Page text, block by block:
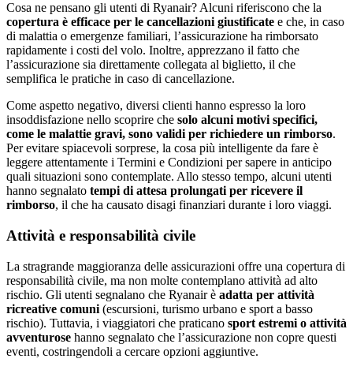
Cosa ne pensano gli utenti di Ryanair? Alcuni riferiscono che la
copertura è efficace per le cancellazioni giustificate e che, in caso
di malattia o emergenze familiari, l’assicurazione ha rimborsato
rapidamente i costi del volo. Inoltre, apprezzano il fatto che
l’assicurazione sia direttamente collegata al biglietto, il che
semplifica le pratiche in caso di cancellazione.
Come aspetto negativo, diversi clienti hanno espresso la loro
insoddisfazione nello scoprire che solo alcuni motivi specifici,
come le malattie gravi, sono validi per richiedere un rimborso.
Per evitare spiacevoli sorprese, la cosa più intelligente da fare è
leggere attentamente i Termini e Condizioni per sapere in anticipo
quali situazioni sono contemplate. Allo stesso tempo, alcuni utenti
hanno segnalato tempi di attesa prolungati per ricevere il
rimborso, il che ha causato disagi finanziari durante i loro viaggi.
Attività e responsabilità civile
La stragrande maggioranza delle assicurazioni offre una copertura di
responsabilità civile, ma non molte contemplano attività ad alto
rischio. Gli utenti segnalano che Ryanair è adatta per attività
ricreative comuni (escursioni, turismo urbano e sport a basso
rischio). Tuttavia, i viaggiatori che praticano sport estremi o attività
avventurose hanno segnalato che l’assicurazione non copre questi
eventi, costringendoli a cercare opzioni aggiuntive.